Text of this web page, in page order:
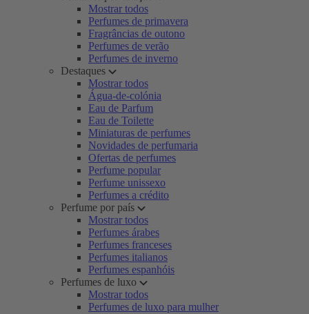
Mostrar todos
Perfumes de primavera
Fragrâncias de outono
Perfumes de verão
Perfumes de inverno
Destaques
Mostrar todos
Água-de-colónia
Eau de Parfum
Eau de Toilette
Miniaturas de perfumes
Novidades de perfumaria
Ofertas de perfumes
Perfume popular
Perfume unissexo
Perfumes a crédito
Perfume por país
Mostrar todos
Perfumes árabes
Perfumes franceses
Perfumes italianos
Perfumes espanhóis
Perfumes de luxo
Mostrar todos
Perfumes de luxo para mulher